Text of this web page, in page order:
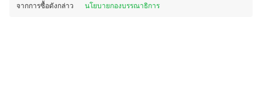
จากการซื้อดังกล่าว
นโยบายกองบรรณาธิการ